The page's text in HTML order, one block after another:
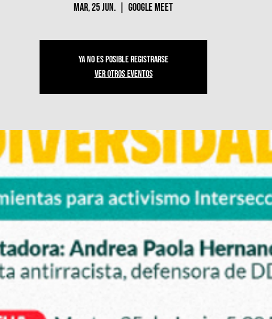
mar, 25 jun. Google Meet
Ya no es posible registrarse
Ver otros eventos